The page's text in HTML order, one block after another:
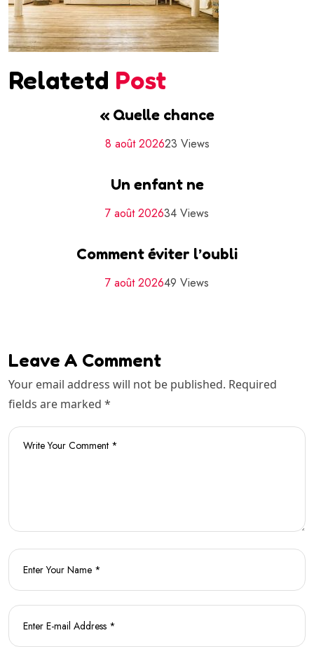
Relatetd Post
« Quelle chance
8 août 202623 Views
Un enfant ne
7 août 202634 Views
Comment éviter l’oubli
7 août 202649 Views
Leave A Comment
Your email address will not be published. Required
fields are marked *